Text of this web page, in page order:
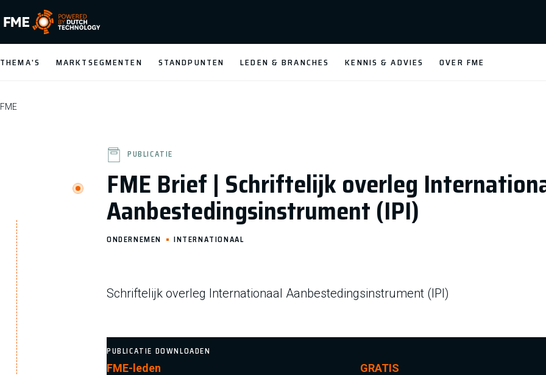
FME Logo, to the homepage
THEMA'S MARKTSEGMENTEN STANDPUNTEN LEDEN & BRANCHES KENNIS & ADVIES OVER FME
FME
FME Brief | Schriftelijk overleg
Aanbestedingsinstrument (IPI)
PUBLICATIE
ONDERNEMEN INTERNATIONAAL
Schriftelijk overleg Internationaal Aanbestedingsinstrument (IPI)
PUBLICATIE DOWNLOADEN
FME-leden
GRATIS